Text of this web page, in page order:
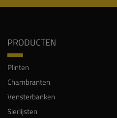
PRODUCTEN
Plinten
Chambranten
Vensterbanken
Sierlijsten